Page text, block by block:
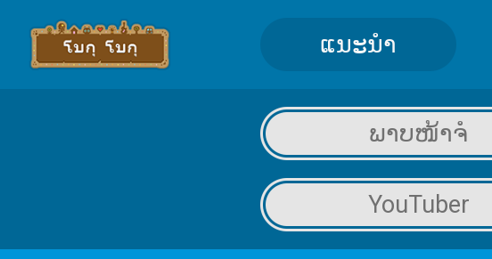
ແນະນຳ
ພາບໜ້າຈໍ
YouTuber